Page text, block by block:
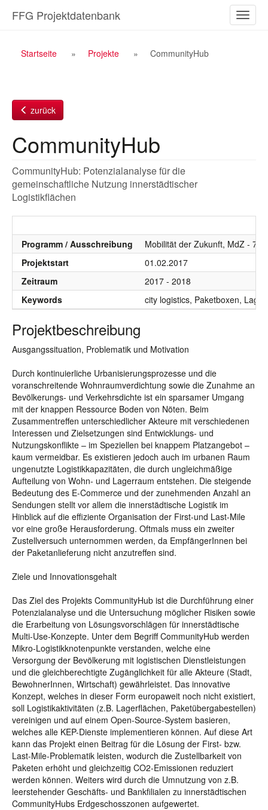
Inhalt
ein-/
FFG Projektdatenbank
Breadcrumb
Startseite Projekte CommunityHub
zurück
CommunityHub
CommunityHub: Potenzialanalyse für die
gemeinschaftliche Nutzung innerstädtischer
Logistikflächen
Programm / Ausschreibung
Mobilität der Zukunft, MdZ - 7.
Projektstart
01.02.2017
Zeitraum
2017 - 2018
Keywords
city logistics, Paketboxen,
Projektbeschreibung
Ausgangssituation, Problematik und Motivation
Durch kontinuierliche Urbanisierungsprozesse und die
voranschreitende Wohnraumverdichtung sowie die Zunahme an
Bevölkerungs- und Verkehrsdichte ist ein sparsamer Umgang
mit der knappen Ressource Boden von Nöten. Beim
Zusammentreffen unterschiedlicher Akteure mit verschiedenen
Interessen und Zielsetzungen sind Entwicklungs- und
Nutzungskonflikte – im Speziellen bei knappem Platzangebot –
kaum vermeidbar. Es existieren jedoch auch im urbanen Raum
ungenutzte Logistikkapazitäten, die durch ungleichmäßige
Aufteilung von Wohn- und Lagerraum entstehen. Die steigende
Bedeutung des E-Commerce und der zunehmenden Anzahl an
Sendungen stellt vor allem die innerstädtische Logistik im
Hinblick auf die effiziente Organisation der First-und Last-Mile
vor eine große Herausforderung. Oftmals muss ein zweiter
Zustellversuch unternommen werden, da EmpfängerInnen bei
der Paketanlieferung nicht anzutreffen sind.
Ziele und Innovationsgehalt
Das Ziel des Projekts CommunityHub ist die Durchführung einer
Potenzialanalyse und die Untersuchung möglicher Risiken sowie
die Erarbeitung von Lösungsvorschlägen für innerstädtische
Multi-Use-Konzepte. Unter dem Begriff CommunityHub werden
Mikro-Logistikknotenpunkte verstanden, welche eine
Versorgung der Bevölkerung mit logistischen Dienstleistungen
und die gleichberechtigte Zugänglichkeit für alle Akteure (Stadt,
BewohnerInnen, Wirtschaft) gewährleistet. Das innovative
Konzept, welches in dieser Form europaweit noch nicht existiert,
soll Logistikaktivitäten (z.B. Lagerflächen, Paketübergabestellen)
vereinigen und auf einem Open-Source-System basieren,
welches alle KEP-Dienste implementieren können. Auf diese Art
kann das Projekt einen Beitrag für die Lösung der First- bzw.
Last-Mile-Problematik leisten, wodurch die Zustellbarkeit von
Paketen erhöht und gleichzeitig CO2-Emissionen reduziert
werden können. Weiters wird durch die Umnutzung von z.B.
leerstehender Geschäfts- und Bankfilialen zu innerstädtischen
CommunityHubs Erdgeschosszonen aufgewertet.